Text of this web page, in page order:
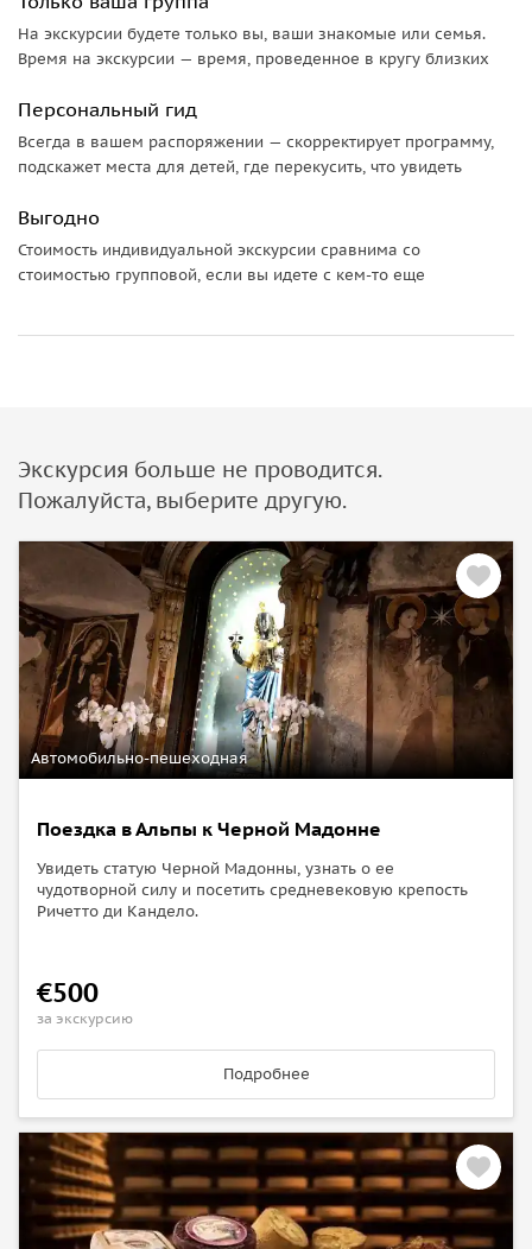
По окончании экскурсии желающие могут приобрести его
всей семье, я уверена, вы будете скучать по нашим
экскурсиям, поверьте моему опыту!
трюфеля Fiera Internazione del Tarfufo ad Alba, на которую
приезжают гурманы, повара и владельцы ресторанов со
всего света.
Для прогулки выбирайте удобную обувь и одежду для
леса.
В стоимость экскурсии включено:
• услуги гида,
• трансфер.
Туристы оплачивают самостоятельно:
• дегустация вин,
• оплата услуг профессионального охотника с собакой.
На экскурсии будете только вы, ваши знакомые или семья.
Время на экскурсии — время, проведенное в кругу близких
Персональный гид
Всегда в вашем распоряжении — скорректирует программу,
подскажет места для детей, где перекусить, что увидеть
Выгодно
Стоимость индивидуальной экскурсии сравнима со
стоимостью групповой, если вы идете с кем-то еще
Экскурсия больше не проводится.
Пожалуйста, выберите другую.
Автомобильно-пешеходная
Поездка в Альпы к Черной Мадонне
Увидеть статую Черной Мадонны, узнать о ее
чудотворной силу и посетить средневековую крепость
Ричетто ди Кандело.
€500
за экскурсию
Подробнее